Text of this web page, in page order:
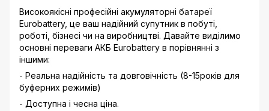
Високоякісні професійні акумуляторні батареї
Eurobattery, це ваш надійний супутник в побуті,
роботі, бізнесі чи на виробництві. Давайте виділимо
основні переваги АКБ Eurobattery в порівнянні з
іншими:
- Реальна надійність та довговічність (8-15років для
буферних режимів)
- Доступна і чесна ціна.